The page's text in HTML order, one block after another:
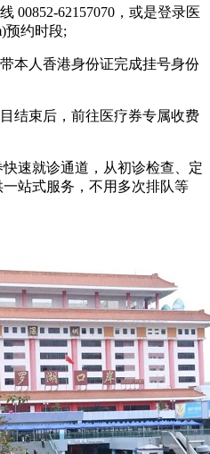
62157070，或是登录医
预约时段;
人香港身份证完成挂号身份
束后，前往医疗券专属收费
就诊通道，从初诊检查、定
站式服务，不用多次排队等